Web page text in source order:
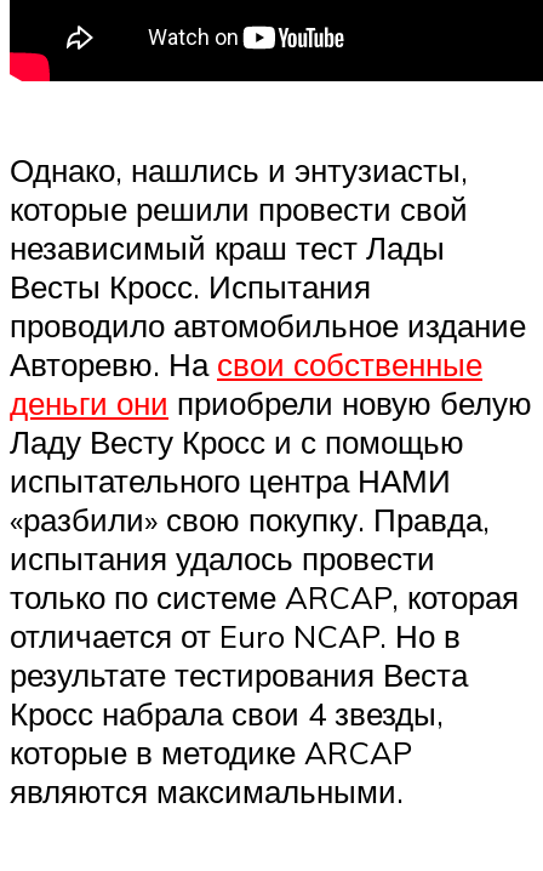
Однако, нашлись и энтузиасты,
которые решили провести свой
независимый краш тест Лады
Весты Кросс. Испытания
проводило автомобильное издание
Авторевю. На свои собственные
деньги они приобрели новую белую
Ладу Весту Кросс и с помощью
испытательного центра НАМИ
«разбили» свою покупку. Правда,
испытания удалось провести
только по системе ARCAP, которая
отличается от Euro NCAP. Но в
результате тестирования Веста
Кросс набрала свои 4 звезды,
которые в методике ARCAP
являются максимальными.